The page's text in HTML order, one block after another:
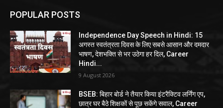
POPULAR POSTS
Independence Day Speech in Hindi: 15
अगस्त स्वतंत्रता दिवस के लिए सबसे आसान और दमदार
भाषण, देशभक्ति से भर उठेगा हर दिल, Career
Hindi...
9 August 2026
BSEB: बिहार बोर्ड ने तैयार किया इंटरैक्टिव लर्निंग एप,
छात्र घर बैठे शिक्षकों से पूछ सकेंगे सवाल, Career